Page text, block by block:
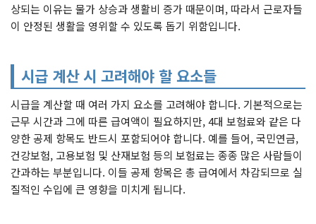
상되는 이유는 물가 상승과 생활비 증가 때문이며, 따라서 근로자들
이 안정된 생활을 영위할 수 있도록 돕기 위함입니다.
시급 계산 시 고려해야 할 요소들
시급을 계산할 때 여러 가지 요소를 고려해야 합니다. 기본적으로는
근무 시간과 그에 따른 급여액이 필요하지만, 4대 보험료와 같은 다
양한 공제 항목도 반드시 포함되어야 합니다. 예를 들어, 국민연금,
건강보험, 고용보험 및 산재보험 등의 보험료는 종종 많은 사람들이
간과하는 부분입니다. 이들 공제 항목은 총 급여에서 차감되므로 실
질적인 수입에 큰 영향을 미치게 됩니다.